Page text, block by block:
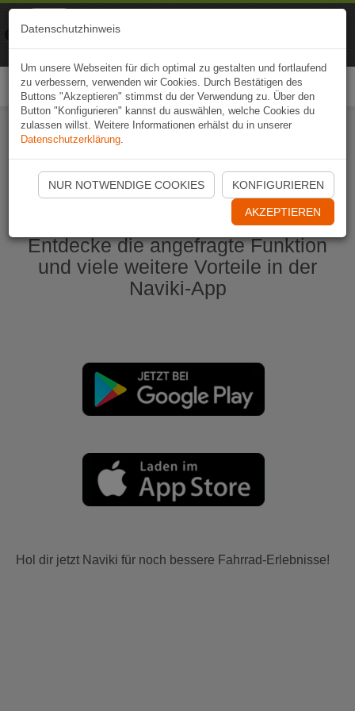
Naviki App jetzt öffnen
Entdecke die angefragte Funktion
und viele weitere Vorteile in der
Naviki-App
Hol dir jetzt Naviki für noch bessere Fahrrad-Erlebnisse!
Datenschutzhinweis
Um unsere Webseiten für dich optimal zu gestalten und fortlaufend
zu verbessern, verwenden wir Cookies. Durch Bestätigen des
Buttons "Akzeptieren" stimmst du der Verwendung zu. Über den
Button "Konfigurieren" kannst du auswählen, welche Cookies du
zulassen willst. Weitere Informationen erhälst du in unserer
Datenschutzerklärung.
NUR NOTWENDIGE COOKIES KONFIGURIEREN
AKZEPTIEREN
Naviki